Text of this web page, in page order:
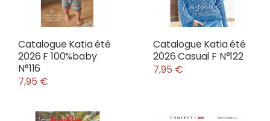
Catalogue Katia été
2026 F 100%baby
N°116
7,95 €
Catalogue Katia été
2026 Casual F N°122
7,95 €